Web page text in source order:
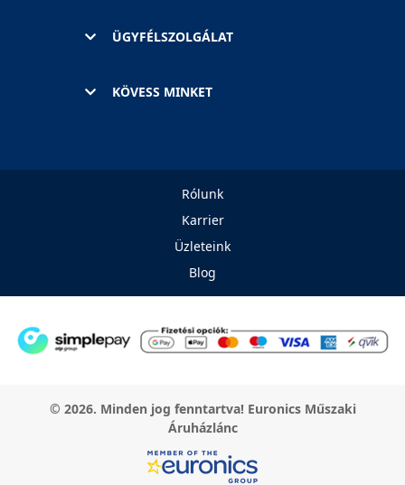
ÜGYFÉLSZOLGÁLAT
KÖVESS MINKET
Rólunk
Karrier
Üzleteink
Blog
© 2026. Minden jog fenntartva! Euronics Műszaki
Áruházlánc